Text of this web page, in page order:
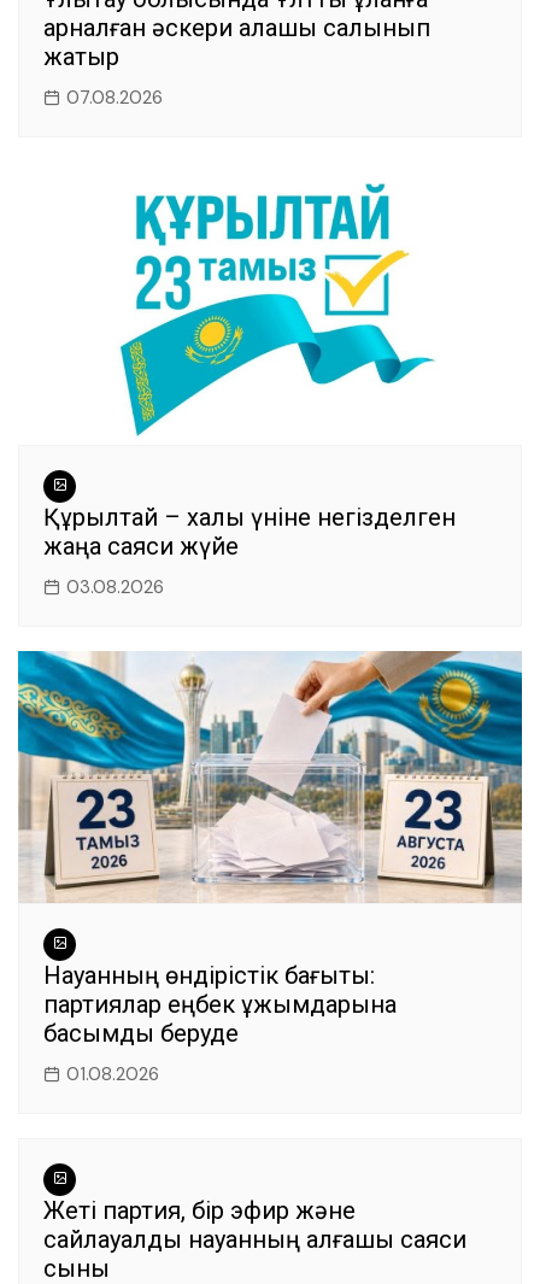
арналған әскери қалашық салынып
жатыр
07.08.2026
Құрылтай – халық үніне негізделген
жаңа саяси жүйе
03.08.2026
Науқанның өндірістік бағыты:
партиялар еңбек ұжымдарына
басымдық беруде
01.08.2026
Жеті партия, бір эфир және
сайлауалды науқанның алғашқы саяси
сыны